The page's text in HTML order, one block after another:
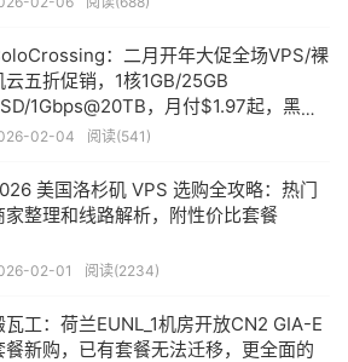
：二月开年大促全场VPS/裸
云五折促销，1核1GB/25GB
1Gbps@20TB，月付$1.97起，黑五
销VPS年付$11.99起
02-04 阅读(541)
美国洛杉矶 VPS 选购全攻略：热门
家整理和线路解析，附性价比套餐
02-01 阅读(2234)
瓦工：荷兰EUNL_1机房开放CN2 GIA-E
餐新购，已有套餐无法迁移，更全面的